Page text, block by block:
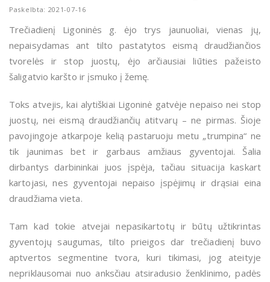
Paskelbta: 2021-07-16
Trečiadienį Ligoninės g. ėjo trys jaunuoliai, vienas jų,
nepaisydamas ant tilto pastatytos eismą draudžiančios
tvorelės ir stop juostų, ėjo arčiausiai liūties pažeisto
šaligatvio karšto ir įsmuko į žemę.
Toks atvejis, kai alytiškiai Ligoninė gatvėje nepaiso nei stop
juostų, nei eismą draudžiančių atitvarų – ne pirmas. Šioje
pavojingoje atkarpoje kelią pastaruoju metu „trumpina“ ne
tik jaunimas bet ir garbaus amžiaus gyventojai. Šalia
dirbantys darbininkai juos įspėja, tačiau situacija kaskart
kartojasi, nes gyventojai nepaiso įspėjimų ir drąsiai eina
draudžiama vieta.
Tam kad tokie atvejai nepasikartotų ir būtų užtikrintas
gyventojų saugumas, tilto prieigos dar trečiadienį buvo
aptvertos segmentine tvora, kuri tikimasi, jog ateityje
nepriklausomai nuo anksčiau atsiradusio ženklinimo, padės